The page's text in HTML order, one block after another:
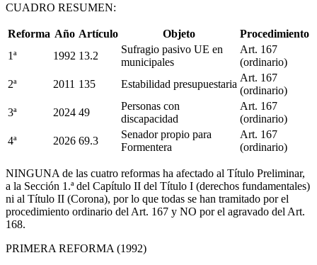
CUADRO RESUMEN:
Reforma Año Artículo Objeto
Procedimiento
1ª
1992 13.2
Sufragio pasivo UE en
municipales
Art. 167
(ordinario)
2ª
2011 135 Estabilidad presupuestaria
Art. 167
(ordinario)
3ª
2024 49
Personas con
discapacidad
Art. 167
(ordinario)
4ª
2026 69.3
Senador propio para
Formentera
Art. 167
(ordinario)
NINGUNA de las cuatro reformas ha afectado al Título Preliminar,
a la Sección 1.ª del Capítulo II del Título I (derechos fundamentales)
ni al Título II (Corona), por lo que todas se han tramitado por el
procedimiento ordinario del Art. 167 y NO por el agravado del Art.
168.
PRIMERA REFORMA (1992)